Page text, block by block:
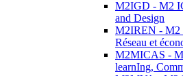
M2IGD - M2
and Design
M2IREN - M2
Réseau et
M2MICAS -
learnIng,